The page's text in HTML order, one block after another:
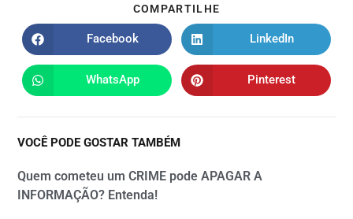
COMPARTILHE
Facebook LinkedIn
WhatsApp Pinterest
VOCÊ PODE GOSTAR TAMBÉM
Quem cometeu um CRIME pode APAGAR A
INFORMAÇÃO? Entenda!